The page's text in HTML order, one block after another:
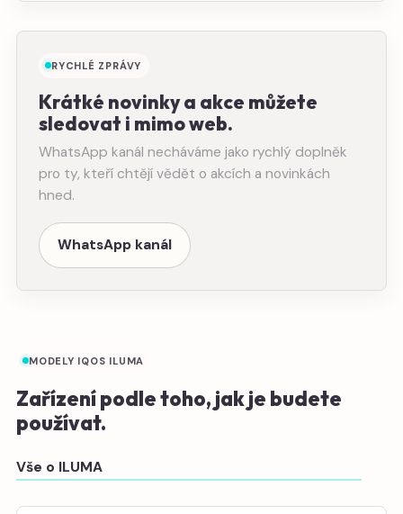
RYCHLÉ ZPRÁVY
Krátké novinky a akce můžete
sledovat i mimo web.
WhatsApp kanál necháváme jako rychlý doplněk
pro ty, kteří chtějí vědět o akcích a novinkách
hned.
WhatsApp kanál
MODELY IQOS ILUMA
Zařízení podle toho, jak je budete
používat.
Vše o ILUMA